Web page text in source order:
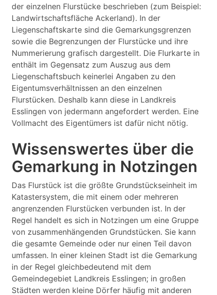
der einzelnen Flurstücke beschrieben (zum Beispiel:
Landwirtschaftsfläche Ackerland). In der
Liegenschaftskarte sind die Gemarkungsgrenzen
sowie die Begrenzungen der Flurstücke und ihre
Nummerierung grafisch dargestellt. Die Flurkarte in
enthält im Gegensatz zum Auszug aus dem
Liegenschaftsbuch keinerlei Angaben zu den
Eigentumsverhältnissen an den einzelnen
Flurstücken. Deshalb kann diese in Landkreis
Esslingen von jedermann angefordert werden. Eine
Vollmacht des Eigentümers ist dafür nicht nötig.
Wissenswertes über die
Gemarkung in Notzingen
Das Flurstück ist die größte Grundstückseinheit im
Katastersystem, die mit einem oder mehreren
angrenzenden Flurstücken verbunden ist. In der
Regel handelt es sich in Notzingen um eine Gruppe
von zusammenhängenden Grundstücken. Sie kann
die gesamte Gemeinde oder nur einen Teil davon
umfassen. In einer kleinen Stadt ist die Gemarkung
in der Regel gleichbedeutend mit dem
Gemeindegebiet Landkreis Esslingen; in großen
Städten werden kleine Dörfer häufig mit anderen